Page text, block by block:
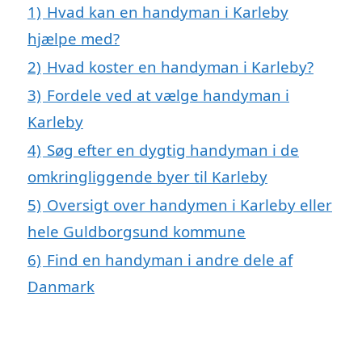
1) Hvad kan en handyman i Karleby
hjælpe med?
2) Hvad koster en handyman i Karleby?
3) Fordele ved at vælge handyman i
Karleby
4) Søg efter en dygtig handyman i de
omkringliggende byer til Karleby
5) Oversigt over handymen i Karleby eller
hele Guldborgsund kommune
6) Find en handyman i andre dele af
Danmark